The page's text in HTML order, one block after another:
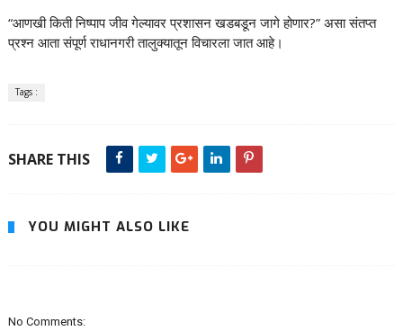
“आणखी किती निष्पाप जीव गेल्यावर प्रशासन खडबडून जागे होणार?” असा संतप्त
प्रश्न आता संपूर्ण राधानगरी तालुक्यातून विचारला जात आहे।
Tags :
SHARE THIS
YOU MIGHT ALSO LIKE
No Comments: